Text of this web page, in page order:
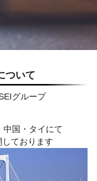
ついて
グループ
中国・タイにて
ております